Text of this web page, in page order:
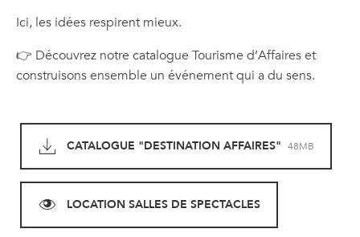
Ici, les idées respirent mieux.
👉 Découvrez notre catalogue Tourisme d’Affaires et
construisons ensemble un événement qui a du sens.
CATALOGUE "DESTINATION AFFAIRES" 48MB
LOCATION SALLES DE SPECTACLES